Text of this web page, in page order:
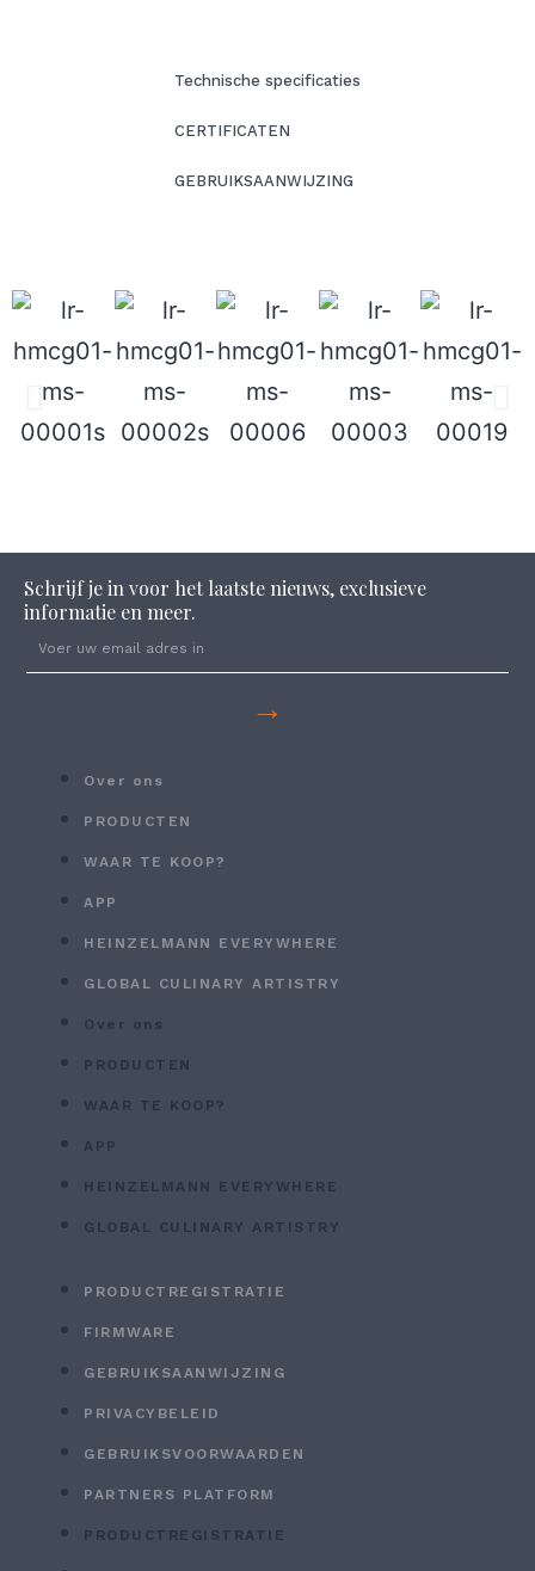
Technische specificaties
CERTIFICATEN
GEBRUIKSAANWIJZING
Schrijf je in voor het laatste nieuws, exclusieve
informatie en meer.
→
Over ons
PRODUCTEN
WAAR TE KOOP?
APP
HEINZELMANN EVERYWHERE
GLOBAL CULINARY ARTISTRY
Over ons
PRODUCTEN
WAAR TE KOOP?
APP
HEINZELMANN EVERYWHERE
GLOBAL CULINARY ARTISTRY
PRODUCTREGISTRATIE
FIRMWARE
GEBRUIKSAANWIJZING
PRIVACYBELEID
GEBRUIKSVOORWAARDEN
PARTNERS PLATFORM
PRODUCTREGISTRATIE